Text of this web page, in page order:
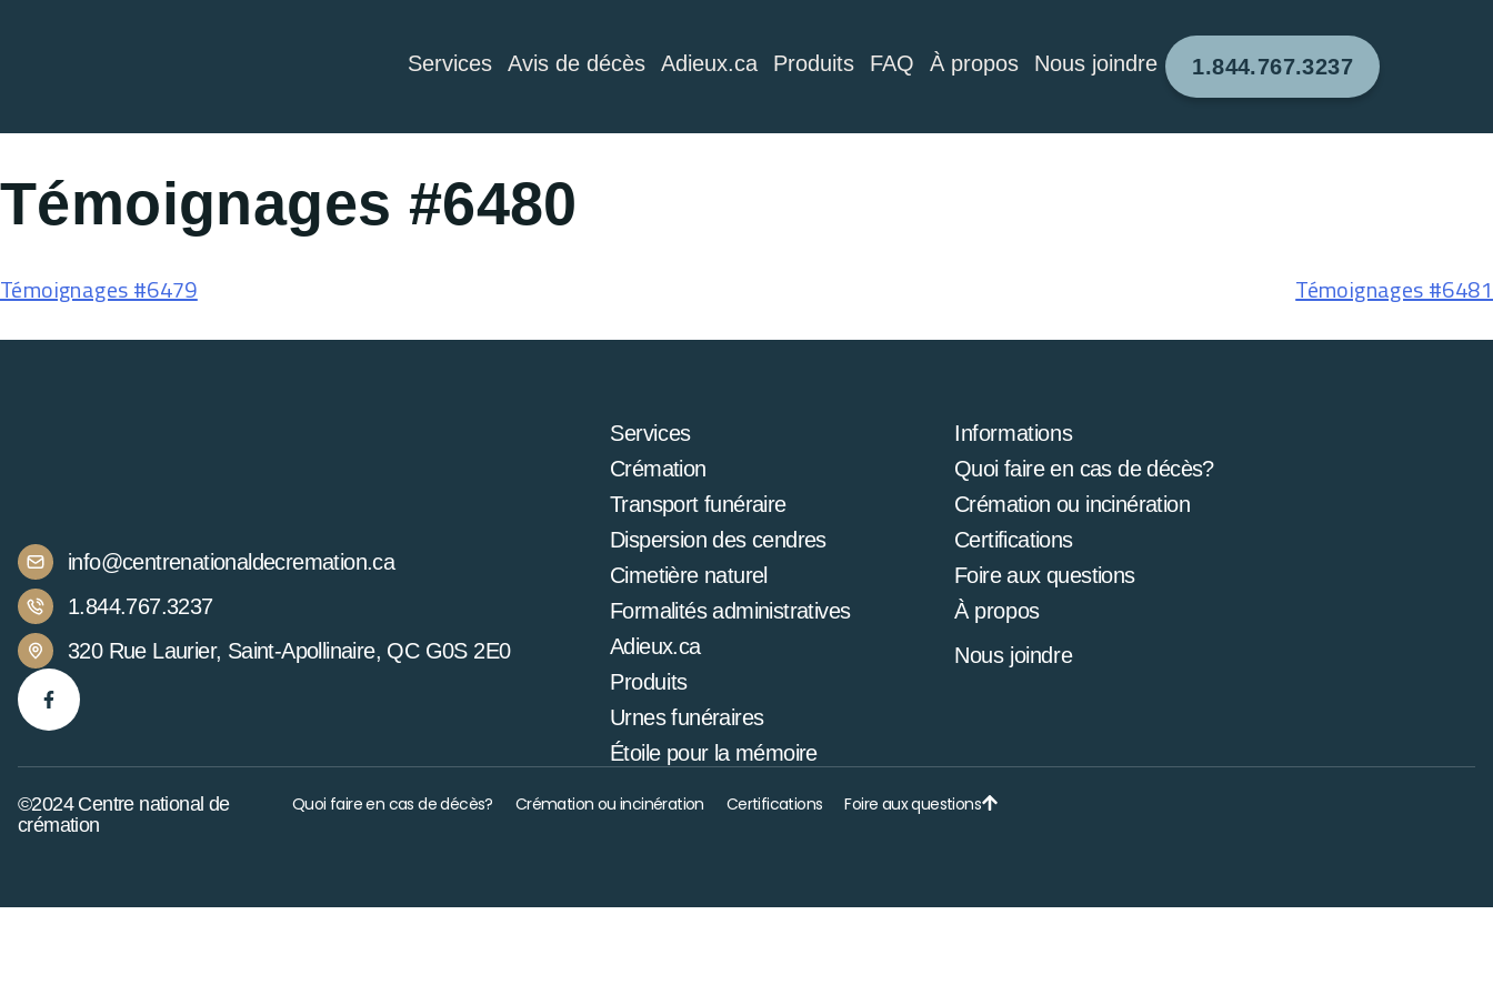
Services Avis de décès Adieux.ca Produits FAQ À propos Nous joindre 1.844.767.3237
Témoignages #6480
Témoignages #6479 Témoignages #6481
info@centrenationaldecremation.ca
1.844.767.3237
320 Rue Laurier, Saint-Apollinaire, QC G0S 2E0
Services
Crémation
Transport funéraire
Dispersion des cendres
Cimetière naturel
Formalités administratives
Adieux.ca
Produits
Urnes funéraires
Étoile pour la mémoire
Informations
Quoi faire en cas de décès?
Crémation ou incinération
Certifications
Foire aux questions
À propos
Nous joindre
©2024 Centre national de
crémation
Quoi faire en cas de décès? Crémation ou incinération Certifications Foire aux questions